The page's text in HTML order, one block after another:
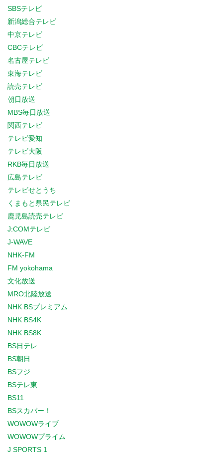
SBSテレビ
新潟総合テレビ
中京テレビ
CBCテレビ
名古屋テレビ
東海テレビ
読売テレビ
朝日放送
MBS毎日放送
関西テレビ
テレビ愛知
テレビ大阪
RKB毎日放送
広島テレビ
テレビせとうち
くまもと県民テレビ
鹿児島読売テレビ
J:COMテレビ
J-WAVE
NHK-FM
FM yokohama
文化放送
MRO北陸放送
NHK BSプレミアム
NHK BS4K
NHK BS8K
BS日テレ
BS朝日
BSフジ
BSテレ東
BS11
BSスカパー！
WOWOWライブ
WOWOWプライム
J SPORTS 1